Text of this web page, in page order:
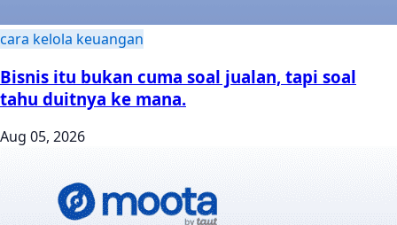
cara kelola keuangan
Bisnis itu bukan cuma soal jualan, tapi soal
tahu duitnya ke mana.
Aug 05, 2026